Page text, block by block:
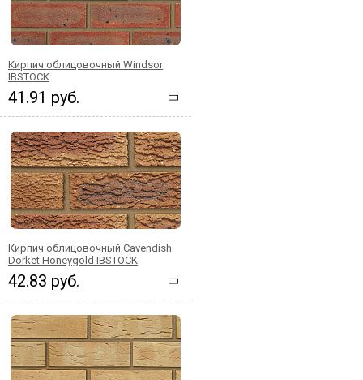
Кирпич облицовочный Windsor
IBSTOCK
41.91 руб.
Кирпич облицовочный Cavendish
Dorket Honeygold IBSTOCK
42.83 руб.